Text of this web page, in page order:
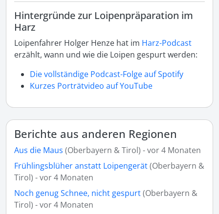
Hintergründe zur Loipenpräparation im
Harz
Loipenfahrer Holger Henze hat im Harz-Podcast
erzählt, wann und wie die Loipen gespurt werden:
Die vollständige Podcast-Folge auf Spotify
Kurzes Porträtvideo auf YouTube
Berichte aus anderen Regionen
Aus die Maus (Oberbayern & Tirol) - vor 4 Monaten
Frühlingsblüher anstatt Loipengerät(Oberbayern &
Tirol) - vor 4 Monaten
Noch genug Schnee, nicht gespurt(Oberbayern &
Tirol) - vor 4 Monaten